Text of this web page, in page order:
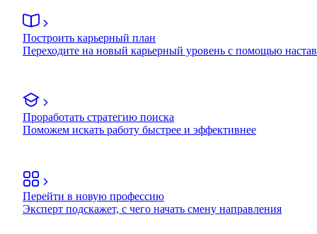
Построить карьерный план
Переходите на новый карьерный уровень с помощью
Проработать стратегию поиска
Поможем искать работу быстрее и эффективнее
Перейти в новую профессию
Эксперт подскажет, с чего начать смену направления